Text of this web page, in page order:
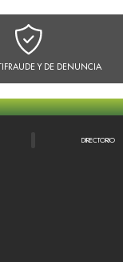
Y DE DENUNCIA
DIRECTORIO